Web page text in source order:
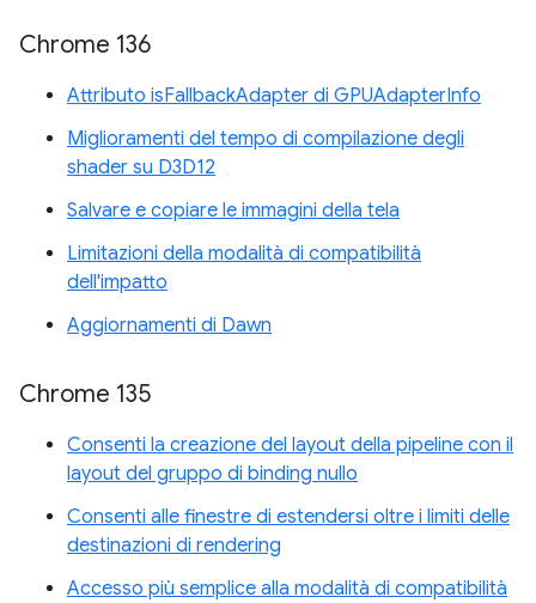
Chrome 136
Attributo isFallbackAdapter di GPUAdapterInfo
Miglioramenti del tempo di compilazione degli
shader su D3D12
Salvare e copiare le immagini della tela
Limitazioni della modalità di compatibilità
dell'impatto
Aggiornamenti di Dawn
Chrome 135
Consenti la creazione del layout della pipeline con il
layout del gruppo di binding nullo
Consenti alle finestre di estendersi oltre i limiti delle
destinazioni di rendering
Accesso più semplice alla modalità di compatibilità